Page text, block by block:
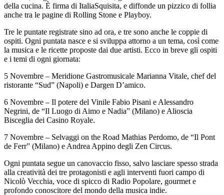
della cucina. È firma di ItaliaSquisita, e diffonde un pizzico di follia
anche tra le pagine di Rolling Stone e Playboy.
Tre le puntate registrate sino ad ora, e tre sono anche le coppie di
ospiti. Ogni puntata nasce e si sviluppa attorno a un tema, così come
la musica e le ricette proposte dai due artisti. Ecco in breve gli ospiti
e i temi di ogni giornata:
5 Novembre – Meridione Gastromusicale Marianna Vitale, chef del
ristorante “Sud” (Napoli) e Dargen D’amico.
6 Novembre – Il potere del Vinile Fabio Pisani e Alessandro
Negrini, de “Il Luogo di Aimo e Nadia” (Milano) e Alioscia
Bisceglia dei Casino Royale.
7 Novembre – Selvaggi on the Road Mathias Perdomo, de “Il Pont
de Ferr” (Milano) e Andrea Appino degli Zen Circus.
Ogni puntata segue un canovaccio fisso, salvo lasciare spesso strada
alla creatività dei tre protagonisti e agli interventi fuori campo di
Nicolò Vecchia, voce di spicco di Radio Popolare, gourmet e
profondo conoscitore del mondo della musica indie.